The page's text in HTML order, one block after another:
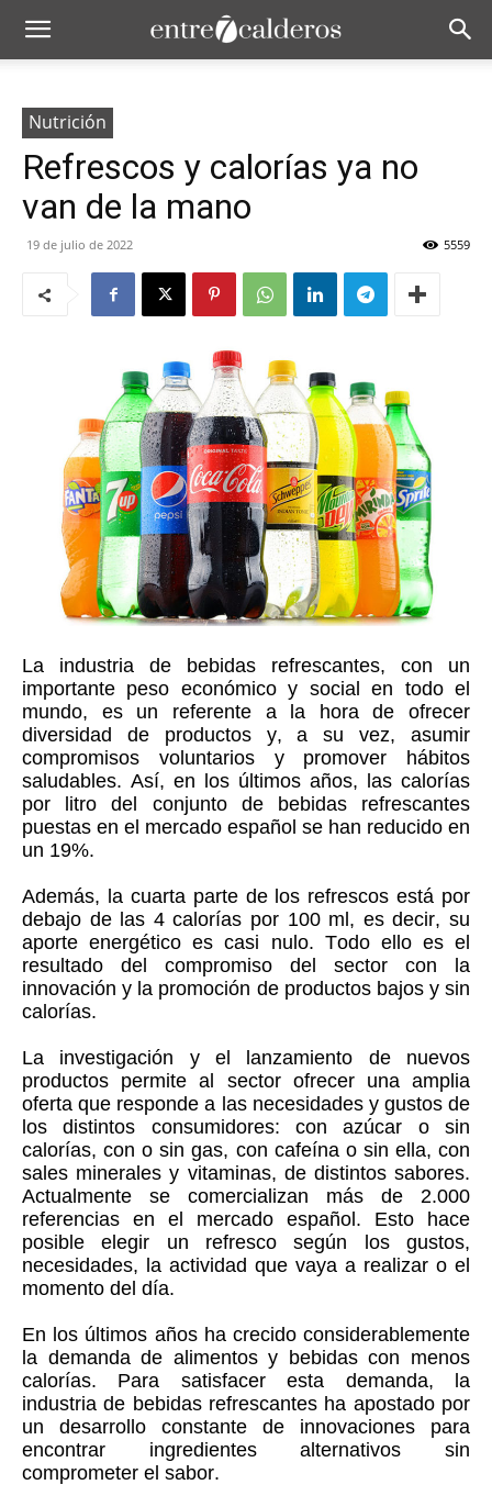
Nutrición
Refrescos y calorías ya no
van de la mano
19 de julio de 2022 5559
La industria de bebidas refrescantes, con un
importante peso económico y social en todo el
mundo, es un referente a la hora de ofrecer
diversidad de productos y, a su vez, asumir
compromisos voluntarios y promover hábitos
saludables. Así, en los últimos años, las calorías
por litro del conjunto de bebidas refrescantes
puestas en el mercado español se han reducido en
un 19%.
Además, la cuarta parte de los refrescos está por
debajo de las 4 calorías por 100 ml, es decir, su
aporte energético es casi nulo. Todo ello es el
resultado del compromiso del sector con la
innovación y la promoción de productos bajos y sin
calorías.
La investigación y el lanzamiento de nuevos
productos permite al sector ofrecer una amplia
oferta que responde a las necesidades y gustos de
los distintos consumidores: con azúcar o sin
calorías, con o sin gas, con cafeína o sin ella, con
sales minerales y vitaminas, de distintos sabores.
Actualmente se comercializan más de 2.000
referencias en el mercado español. Esto hace
posible elegir un refresco según los gustos,
necesidades, la actividad que vaya a realizar o el
momento del día.
En los últimos años ha crecido considerablemente
la demanda de alimentos y bebidas con menos
calorías. Para satisfacer esta demanda, la
industria de bebidas refrescantes ha apostado por
un desarrollo constante de innovaciones para
encontrar ingredientes alternativos sin
comprometer el sabor.